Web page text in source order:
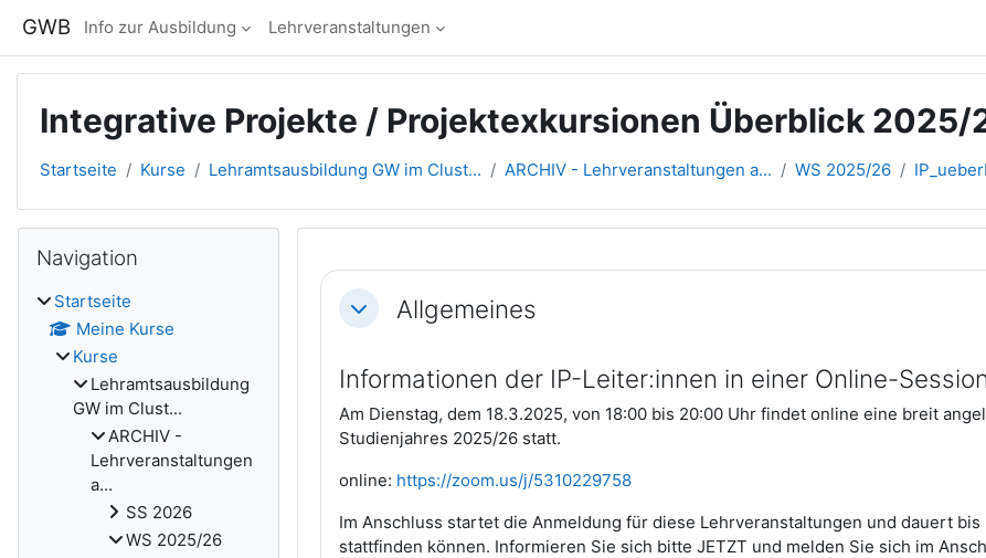
GWB Info zur Ausbildung Lehrveranstaltungen
Integrative Projekte / Projektexkursionen Überblick 2025/
Startseite Kurse Lehramtsausbildung GW im Clust... ARCHIV - Lehrveranstaltungen a... WS 2025/26
Abschnittsübersicht
EinklappenAllgemeines
Informationen der IP-Leiter:innen in einer Online-
Am Dienstag, dem 18.3.2025, von 18:00 bis 20:00 Uhr findet online eine breit
Studienjahres 2025/26 statt.
online: https://zoom.us/j/5310229758
Im Anschluss startet die Anmeldung für diese Lehrveranstaltungen und dauert
stattfinden können. Informieren Sie sich bitte JETZT und melden Sie sich im
Blöcke
Navigation
Startseite
Meine Kurse
Kurse
Lehramtsausbildung
GW im Clust...
ARCHIV -
Lehrveranstaltungen
a...
SS 2026
WS 2025/26